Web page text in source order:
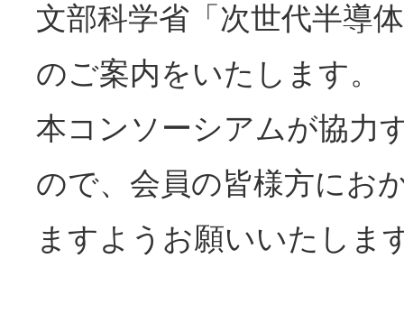
文部科学省「次世代半導
のご案内をいたします。
本コンソーシアムが協力
ので、会員の皆様方にお
ますようお願いいたしま